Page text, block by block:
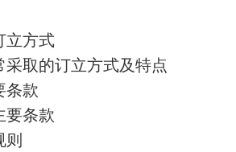
立方式
采取的订立方式及特点
条款
要条款